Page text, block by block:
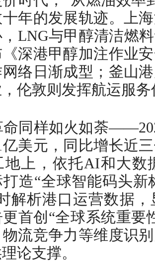
年的发展轨迹。上
LNG与甲醇清洁燃
深港甲醇加注作业
络日渐成型；釜山
伦敦则发挥航运服
命同样如火如荼
亿美元，同比增长近
地上，依托AI和大数
造“全球智能码头新
解析港口运营数据
首创“全球系统重要
流竞争力等维度识
论支撑。